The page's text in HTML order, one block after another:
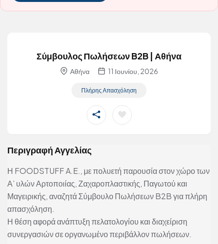
Σύμβουλος Πωλήσεων B2B | Αθήνα
Αθήνα 11 Ιουνίου, 2026
Πλήρης Απασχόληση
Περιγραφή Αγγελίας
Η FOODSTUFF A.E., με πολυετή παρουσία στον χώρο των
Α’ υλών Αρτοποιίας, Ζαχαροπλαστικής, Παγωτού και
Μαγειρικής, αναζητά Σύμβουλο Πωλήσεων B2B για πλήρη
απασχόληση.
Η θέση αφορά ανάπτυξη πελατολογίου και διαχείριση
συνεργασιών σε οργανωμένο περιβάλλον πωλήσεων.